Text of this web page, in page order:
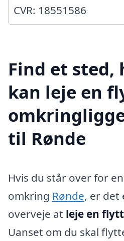
CVR: 18551586
Find et sted,
kan leje en
til Rønde
Hvis du står over for
omkring Rønde, er det
overveje at leje en
Uanset om du skal